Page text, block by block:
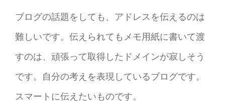
ブログの話題をしても、アドレスを伝えるのは
難しいです。伝えられてもメモ用紙に書いて渡
すのは、頑張って取得したドメインが寂しそう
です。自分の考えを表現しているブログです。
スマートに伝えたいものです。